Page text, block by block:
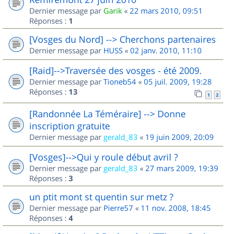
Dernier message par Garik « 22 mars 2010, 09:51
Réponses : 1
[Vosges du Nord] --> Cherchons partenaires
Dernier message par HUSS « 02 janv. 2010, 11:10
[Raid]-->Traversée des vosges - été 2009.
Dernier message par Tioneb54 « 05 juil. 2009, 19:28
Réponses : 13 1 2
[Randonnée La Téméraire] --> Donne
inscription gratuite
Dernier message par gerald_83 « 19 juin 2009, 20:09
[Vosges]-->Qui y roule début avril ?
Dernier message par gerald_83 « 27 mars 2009, 19:39
Réponses : 3
un ptit mont st quentin sur metz ?
Dernier message par Pierre57 « 11 nov. 2008, 18:45
Réponses : 4